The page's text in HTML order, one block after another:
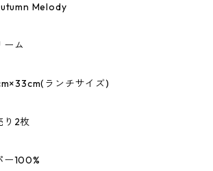
Melody
ーム
ランチサイズ)
り2枚
ー100%